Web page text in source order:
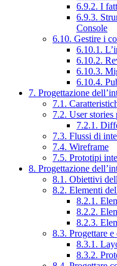
6.9.2. I
6.9.3.
Console
6.10. Gestire i
6.10.1.
6.10.2.
6.10.3.
6.10.4.
7. Progettazione
7.1.
7.2. User stories
7.2.1.
7.3. Flussi di
7.4. Wireframe
7.5. Prototipi
8. Progettazione
8.1. Obiettivi
8.2. Elementi
8.2.1.
8.2.2.
8.2.3.
8.3. Progettare
8.3.1.
8.3.2.